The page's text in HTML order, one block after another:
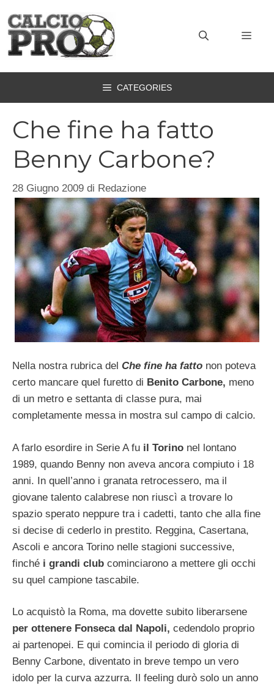
contenuto
CATEGORIES
Che fine ha fatto
Benny Carbone?
28 Giugno 2009 di Redazione
Nella nostra rubrica del Che fine ha fatto non poteva
certo mancare quel furetto di Benito Carbone, meno
di un metro e settanta di classe pura, mai
completamente messa in mostra sul campo di calcio.
A farlo esordire in Serie A fu il Torino nel lontano
1989, quando Benny non aveva ancora compiuto i 18
anni. In quell’anno i granata retrocessero, ma il
giovane talento calabrese non riuscì a trovare lo
spazio sperato neppure tra i cadetti, tanto che alla fine
si decise di cederlo in prestito. Reggina, Casertana,
Ascoli e ancora Torino nelle stagioni successive,
finché i grandi club cominciarono a mettere gli occhi
su quel campione tascabile.
Lo acquistò la Roma, ma dovette subito liberarsene
per ottenere Fonseca dal Napoli, cedendolo proprio
ai partenopei. E qui comincia il periodo di gloria di
Benny Carbone, diventato in breve tempo un vero
idolo per la curva azzurra. Il feeling durò solo un anno